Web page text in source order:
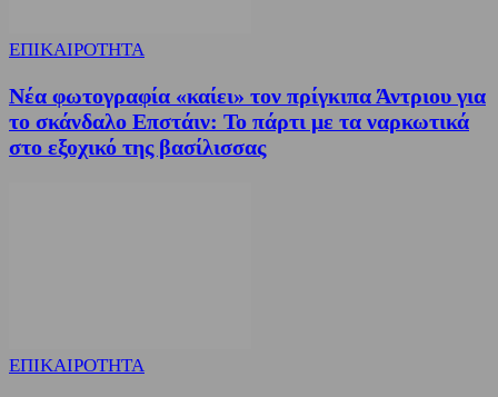
ΕΠΙΚΑΙΡΟΤΗΤΑ
Νέα φωτογραφία «καίει» τον πρίγκιπα Άντριου για
το σκάνδαλο Επστάιν: Το πάρτι με τα ναρκωτικά
στο εξοχικό της βασίλισσας
ΕΠΙΚΑΙΡΟΤΗΤΑ